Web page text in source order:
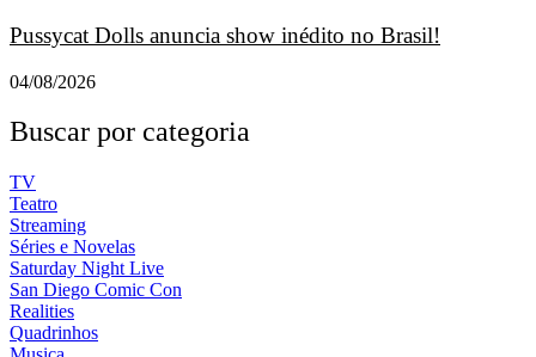
Pussycat Dolls anuncia show inédito no Brasil!
04/08/2026
Buscar por categoria
TV
Teatro
Streaming
Séries e Novelas
Saturday Night Live
San Diego Comic Con
Realities
Quadrinhos